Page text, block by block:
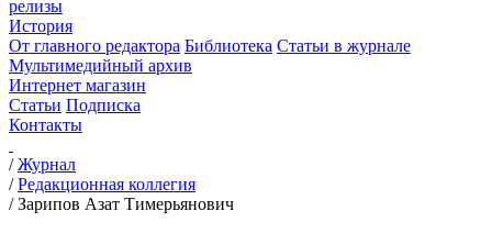
релизы
История
От главного редактора Библиотека Статьи в журнале
Мультимедийный архив
Интернет магазин
Статьи Подписка
Контакты
/Журнал
/Редакционная коллегия
/Зарипов Азат Тимерьянович